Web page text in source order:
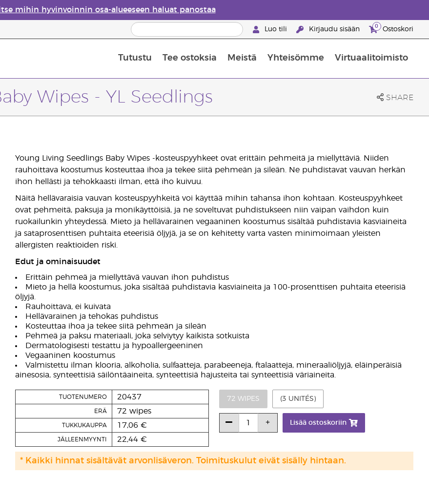
mihin hyvinvoinnin osa-alueeseen haluat panostaa
Luo tili Kirjaudu sisään 0 Ostoskori
Tutustu Tee ostoksia Meistä Yhteisömme Virtuaalitoimisto
Wipes - YL Seedlings SHARE
Young Living Seedlings Baby Wipes -kosteuspyyhkeet ovat erittäin pehmeitä ja miellyttäviä. Niiden
rauhoittava koostumus kosteuttaa ihoa ja tekee siitä pehmeän ja sileän. Ne puhdistavat vauvan herkän
ihon hellästi ja tehokkaasti ilman, että iho kuivuu.
Näitä hellävaraisia vauvan kosteuspyyhkeitä voi käyttää mihin tahansa ihon kohtaan. Kosteuspyyhkeet
ovat pehmeitä, paksuja ja monikäyttöisiä, ja ne soveltuvat puhdistukseen niin vaipan vaihdon kuin
ruokailunkin yhteydessä. Mieto ja hellävarainen vegaaninen koostumus sisältää puhdistavia kasviaineita
ja sataprosenttisen puhtaita eteerisiä öljyjä, ja se on kehitetty varta vasten minimoimaan yleisten
allergisten reaktioiden riski.
Edut ja ominaisuudet
Erittäin pehmeä ja miellyttävä vauvan ihon puhdistus
Mieto ja hellä koostumus, joka sisältää puhdistavia kasviaineita ja 100-prosenttisen puhtaita eteerisiä
öljyjä.
Rauhoittava, ei kuivata
Hellävarainen ja tehokas puhdistus
Kosteuttaa ihoa ja tekee siitä pehmeän ja sileän
Pehmeä ja paksu materiaali, joka selviytyy kaikista sotkuista
Dermatologisesti testattu ja hypoallergeeninen
Vegaaninen koostumus
Valmistettu ilman klooria, alkoholia, sulfaatteja, parabeeneja, ftalaatteja, mineraaliöljyjä, eläinperäisiä
ainesosia, synteettisiä säilöntäaineita, synteettisiä hajusteita tai synteettisiä väriaineita.
TUOTENUMERO 20437
ERÄ 72 wipes
TUKKUKAUPPA 17,06 €
JÄLLEENMYYNTI 22,44 €
72 WIPES (3 UNITÉS)
Lisää ostoskoriin
* Kaikki hinnat sisältävät arvonlisäveron. Toimituskulut eivät sisälly hintaan.